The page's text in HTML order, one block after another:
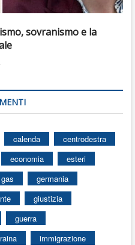
sovranismo e la
calenda
centrodestra
economia
esteri
gas
germania
giustizia
guerra
immigrazione